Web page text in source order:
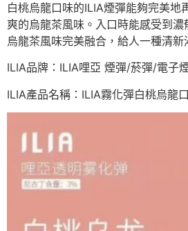
白桃烏龍口味的ILIA煙彈能夠完美地
爽的烏龍茶風味。入口時能感受到
烏龍茶風味完美融合，給人一種清新
ILIA品牌：ILIA哩亞 煙彈/菸彈/電子
ILIA產品名稱：ILIA霧化彈白桃烏龍